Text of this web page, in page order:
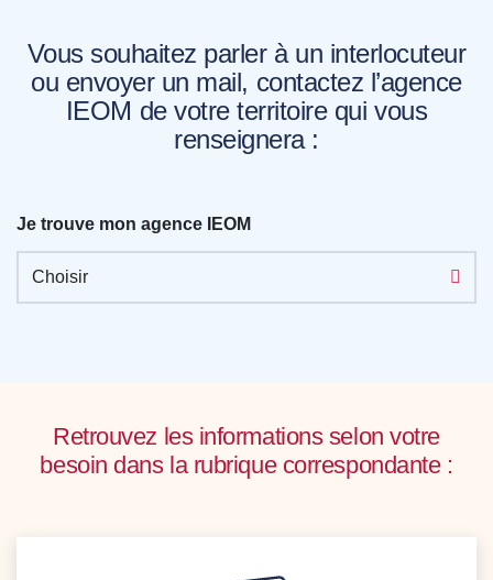
Vous souhaitez parler à un interlocuteur
ou envoyer un mail, contactez l’agence
IEOM de votre territoire qui vous
renseignera :
Je trouve mon agence IEOM
Choisir
Retrouvez les informations selon votre
besoin dans la rubrique correspondante :